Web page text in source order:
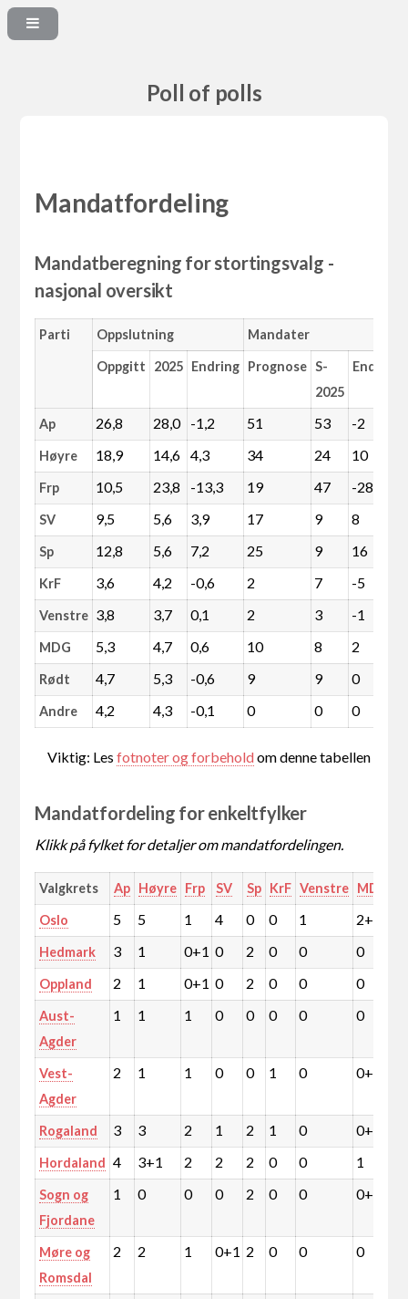
Poll of polls
Mandatfordeling
Mandatberegning for stortingsvalg -
nasjonal oversikt
Parti Oppslutning Mandater
Oppgitt 2025 Endring Prognose S-
2025
Endring
Ap 26,8 28,0 -1,2 51 53 -2
Høyre 18,9 14,6 4,3 34 24 10
Frp 10,5 23,8 -13,3 19 47 -28
SV 9,5 5,6 3,9 17 9 8
Sp 12,8 5,6 7,2 25 9 16
KrF 3,6 4,2 -0,6 2 7 -5
Venstre 3,8 3,7 0,1 2 3 -1
MDG 5,3 4,7 0,6 10 8 2
Rødt 4,7 5,3 -0,6 9 9 0
Andre 4,2 4,3 -0,1 0 0 0
Viktig: Lesfotnoter og forbeholdom denne tabellen
Mandatfordeling for enkeltfylker
Klikk på fylket for detaljer om mandatfordelingen.
Valgkrets Ap Høyre Frp SV Sp KrF Venstre MDG
Oslo 5 5 1 4 0 0 1 2+1
Hedmark 3 1 0+1 0 2 0 0 0
Oppland 2 1 0+1 0 2 0 0 0
Aust-
Agder
1 1 1 0 0 0 0 0
Vest-
Agder
2 1 1 0 0 1 0 0+1
Rogaland 3 3 2 1 2 1 0 0+1
Hordaland 4 3+1 2 2 2 0 0 1
Sogn og
Fjordane
1 0 0 0 2 0 0 0+1
Møre og
Romsdal
2 2 1 0+1 2 0 0 0